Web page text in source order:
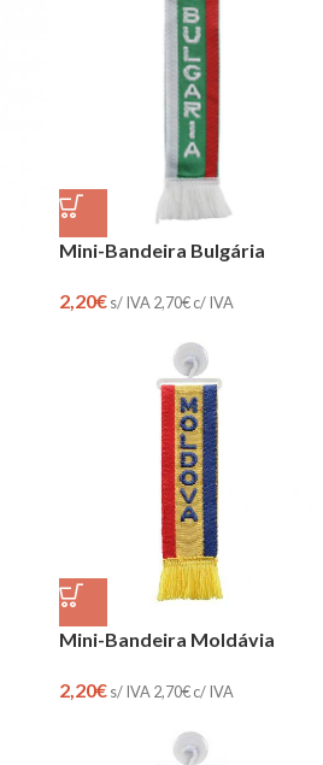
Mini-Bandeira Bulgária
2,20€s/ IVA 2,70€c/ IVA
Mini-Bandeira Moldávia
2,20€s/ IVA2,70€c/ IVA